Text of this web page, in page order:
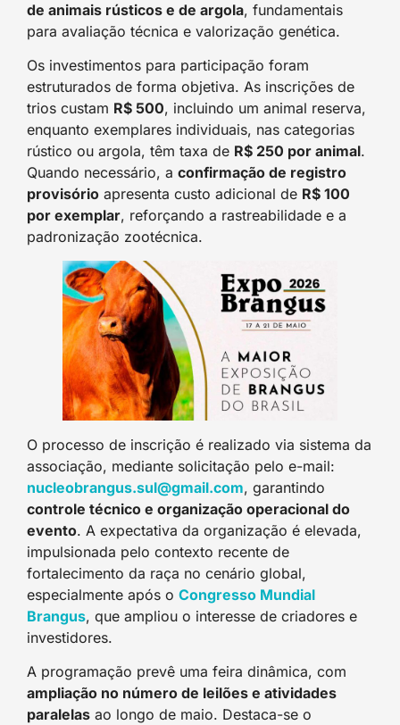
de animais rústicos e de argola, fundamentais
para avaliação técnica e valorização genética.
Os investimentos para participação foram
estruturados de forma objetiva. As inscrições de
trios custam R$ 500, incluindo um animal reserva,
enquanto exemplares individuais, nas categorias
rústico ou argola, têm taxa de R$ 250 por animal.
Quando necessário, a confirmação de registro
provisório apresenta custo adicional de R$ 100
por exemplar, reforçando a rastreabilidade e a
padronização zootécnica.
O processo de inscrição é realizado via sistema da
associação, mediante solicitação pelo e-mail:
nucleobrangus.sul@gmail.com, garantindo
controle técnico e organização operacional do
evento. A expectativa da organização é elevada,
impulsionada pelo contexto recente de
fortalecimento da raça no cenário global,
especialmente após o Congresso Mundial
Brangus, que ampliou o interesse de criadores e
investidores.
A programação prevê uma feira dinâmica, com
ampliação no número de leilões e atividades
paralelas ao longo de maio. Destaca-se o